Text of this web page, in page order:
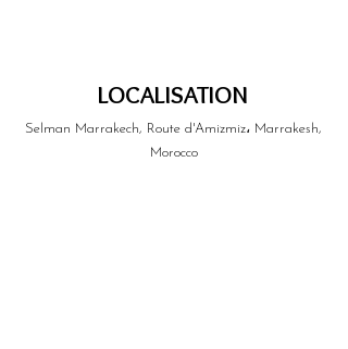
LOCALISATION
Selman Marrakech, Route d'Amizmiz، Marrakesh,
Morocco